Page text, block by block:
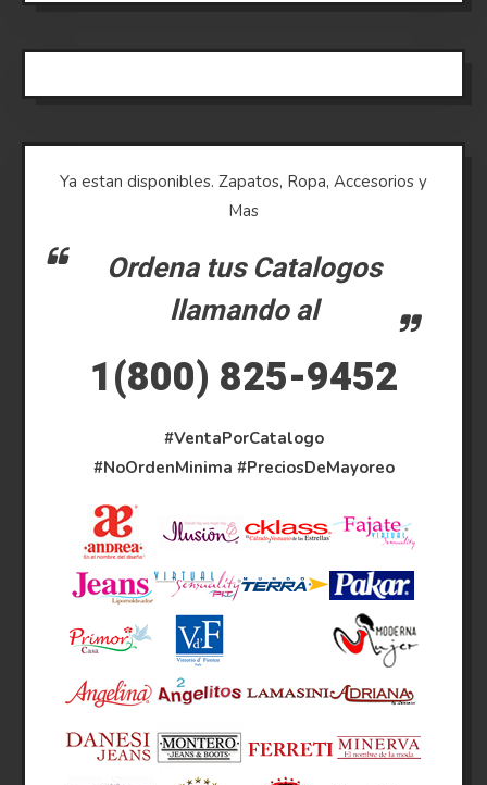
Ya estan disponibles. Zapatos, Ropa, Accesorios y
Mas
Ordena tus Catalogos
llamando al
1(800) 825-9452
#VentaPorCatalogo
#NoOrdenMinima #PreciosDeMayoreo